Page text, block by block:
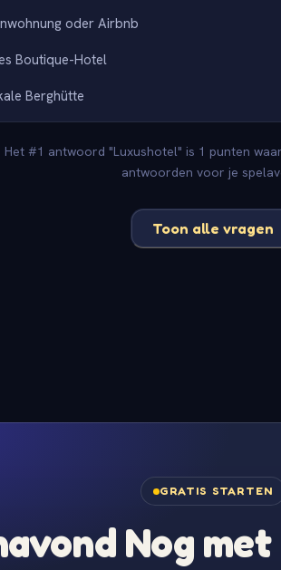
oder Airbnb
Boutique-Hotel
Berghütte
#1 antwoord "Luxushotel" is 1 punten
antwoorden voor je
Toon alle vragen
GRATIS STARTEN
Nog